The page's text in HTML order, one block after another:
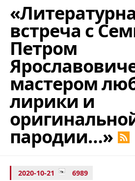
встреча с
Петром
мастером
лирики и
пародии…»
2020-10-21 6989